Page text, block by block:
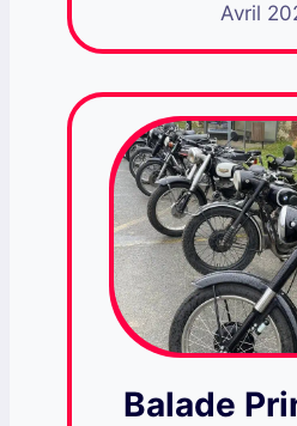
Avril
Balade